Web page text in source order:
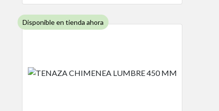
Disponible en tienda ahora